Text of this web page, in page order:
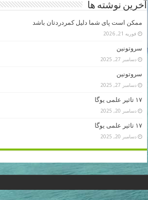
آخرین نوشته ها
ممکن است پای شما دلیل کمردردتان باشد
فوریه 21, 2026
سروتونین
دسامبر 27, 2025
سروتونین
دسامبر 27, 2025
۱۷ تاثیر علمی یوگا
دسامبر 20, 2025
۱۷ تاثیر علمی یوگا
دسامبر 20, 2025